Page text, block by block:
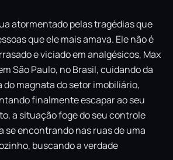
atormentado pelas tragédias que
que ele mais amava. Ele não é
e viciado em analgésicos, Max
São Paulo, no Brasil, cuidando da
magnata do setor imobiliário,
finalmente escapar ao seu
a situação foge do seu controle
se encontrando nas ruas de uma
buscando a verdade